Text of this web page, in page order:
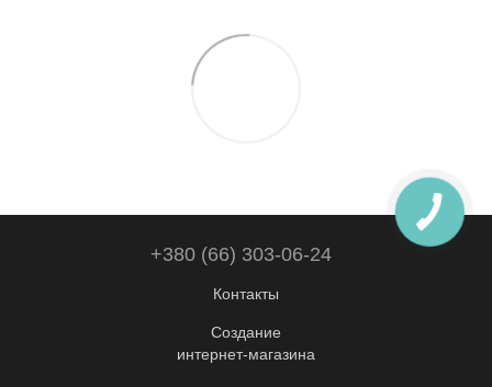
+380 (66) 303-06-24
Контакты
Создание
интернет-магазина